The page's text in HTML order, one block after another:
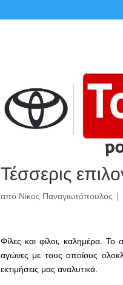
Τέσσερις
από Νίκος Παναγιωτόπουλος |
Φίλες και φίλοι, καλημέρα.
αγώνες με τους οποίους
εκτιμήσεις μας αναλυτικά.